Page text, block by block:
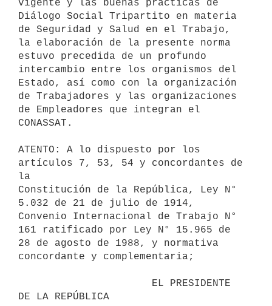
vigente y las buenas prácticas de
Diálogo Social Tripartito en materia
de Seguridad y Salud en el Trabajo,
la elaboración de la presente norma
estuvo precedida de un profundo
intercambio entre los organismos del
Estado, así como con la organización
de Trabajadores y las organizaciones
de Empleadores que integran el
CONASSAT.
ATENTO: A lo dispuesto por los
artículos 7, 53, 54 y concordantes de
la
Constitución de la República, Ley N°
5.032 de 21 de julio de 1914,
Convenio Internacional de Trabajo N°
161 ratificado por Ley N° 15.965 de
28 de agosto de 1988, y normativa
concordante y complementaria;
DE LA REPÚBLICA